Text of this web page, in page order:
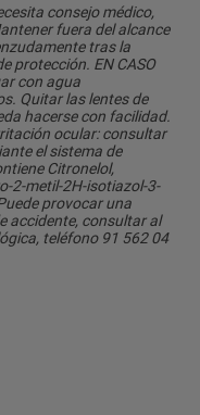
consejo médico,
fuera del alcance
tras la
protección. EN CASO
con agua
Quitar las lentes de
hacerse con facilidad.
ocular: consultar
el sistema de
Citronelol,
2-metil-2H-isotiazol-3-
provocar una
accidente, consultar al
teléfono 91 562 04